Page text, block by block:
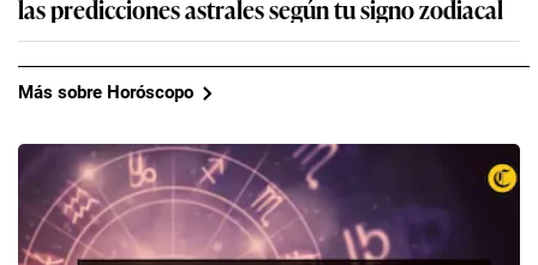
las predicciones astrales según tu signo zodiacal
Más sobre Horóscopo